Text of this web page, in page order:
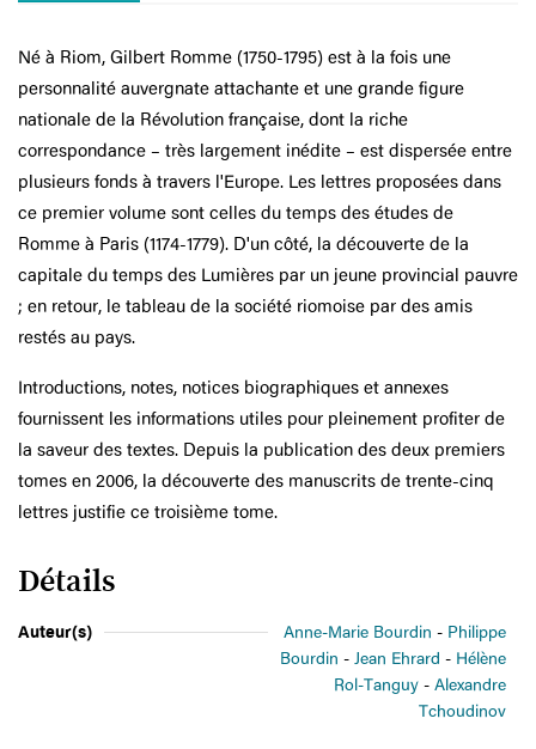
Né à Riom, Gilbert Romme (1750-1795) est à la fois une
personnalité auvergnate attachante et une grande figure
nationale de la Révolution française, dont la riche
correspondance – très largement inédite – est dispersée entre
plusieurs fonds à travers l'Europe. Les lettres proposées dans
ce premier volume sont celles du temps des études de
Romme à Paris (1174-1779). D'un côté, la découverte de la
capitale du temps des Lumières par un jeune provincial pauvre
; en retour, le tableau de la société riomoise par des amis
restés au pays.
Introductions, notes, notices biographiques et annexes
fournissent les informations utiles pour pleinement profiter de
la saveur des textes. Depuis la publication des deux premiers
tomes en 2006, la découverte des manuscrits de trente-cinq
lettres justifie ce troisième tome.
Détails
Auteur(s) Anne-Marie Bourdin
Philippe
Bourdin
Jean Ehrard
Hélène
Rol-Tanguy
Alexandre
Tchoudinov